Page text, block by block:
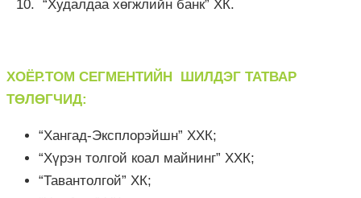
“Худалдаа хөгжлийн банк” ХК.
ХОЁР.ТОМ СЕГМЕНТИЙН ШИЛДЭГ ТАТВАР
ТӨЛӨГЧИД:
“Хангад-Эксплорэйшн” ХХК;
“Хүрэн толгой коал майнинг” ХХК;
“Тавантолгой” ХК;